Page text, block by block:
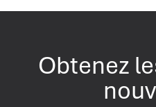
Obtenez